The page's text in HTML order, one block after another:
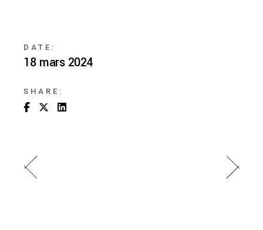
DATE:
18 mars 2024
SHARE: